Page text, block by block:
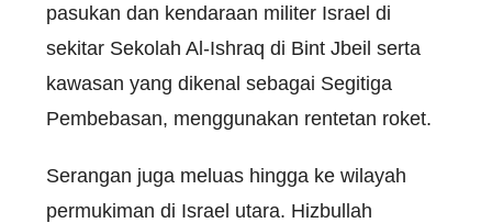
pasukan dan kendaraan militer Israel di
sekitar Sekolah Al-Ishraq di Bint Jbeil serta
kawasan yang dikenal sebagai Segitiga
Pembebasan, menggunakan rentetan roket.
Serangan juga meluas hingga ke wilayah
permukiman di Israel utara. Hizbullah